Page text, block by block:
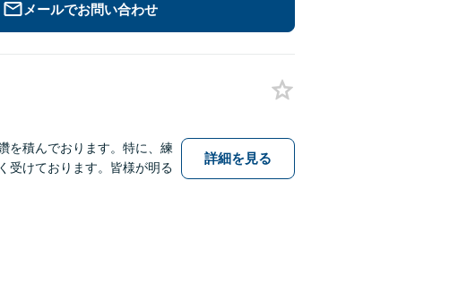
メールでお問い合わせ
を積んでおります。特に、練
受けております。皆様が明る
詳細を見る